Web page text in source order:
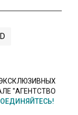
"АГЕНТСТВО